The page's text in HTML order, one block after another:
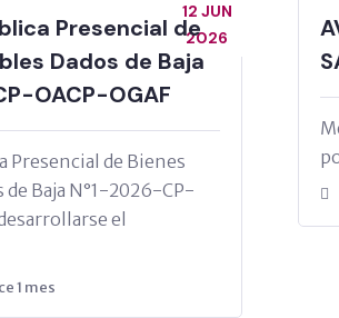
12 JUN
2026
Presencial de
Dados de Baja
OACP-OGAF
Presencial de Bienes
de Baja N°1-2026-CP-
el
1 mes